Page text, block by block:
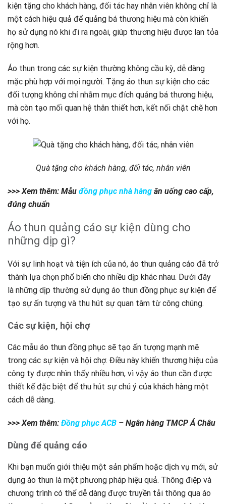
kiện tặng cho khách hàng, đối tác hay nhân viên không chỉ là
một cách hiệu quả để quảng bá thương hiệu mà còn khiến
họ sử dụng nó khi đi ra ngoài, giúp thương hiệu được lan tỏa
rộng hơn.
Áo thun trong các sự kiện thường không cầu kỳ, dễ dàng
mặc phù hợp với mọi người. Tặng áo thun sự kiện cho các
đối tượng không chỉ nhằm mục đích quảng bá thương hiệu,
mà còn tạo mối quan hệ thân thiết hơn, kết nối chặt chẽ hơn
với họ.
Quà tặng cho khách hàng, đối tác, nhân viên
>>> Xem thêm: Mẫu đồng phục nhà hàng ăn uống cao cấp,
đúng chuẩn
Áo thun quảng cáo sự kiện dùng cho
những dịp gì?
Với sự linh hoạt và tiện ích của nó, áo thun quảng cáo đã trở
thành lựa chọn phổ biến cho nhiều dịp khác nhau. Dưới đây
là những dịp thường sử dụng áo thun đồng phục sự kiện để
tạo sự ấn tượng và thu hút sự quan tâm từ công chúng.
Các sự kiện, hội chợ
Các mẫu áo thun đồng phục sẽ tạo ấn tượng mạnh mẽ
trong các sự kiện và hội chợ. Điều này khiến thương hiệu của
công ty được nhìn thấy nhiều hơn, vì vậy áo thun cần được
thiết kế đặc biệt để thu hút sự chú ý của khách hàng một
cách dễ dàng.
>>> Xem thêm: Đồng phục ACB – Ngân hàng TMCP Á Châu
Dùng để quảng cáo
Khi bạn muốn giới thiệu một sản phẩm hoặc dịch vụ mới, sử
dụng áo thun là một phương pháp hiệu quả. Thông điệp và
chương trình có thể dễ dàng được truyền tải thông qua áo